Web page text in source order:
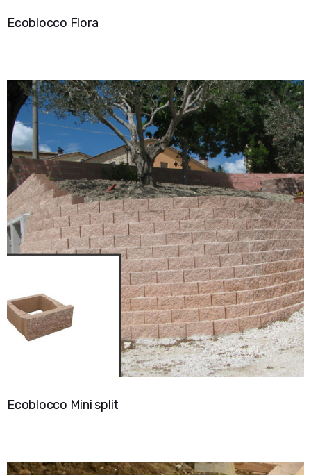
Ecoblocco Flora
Ecoblocco Mini split